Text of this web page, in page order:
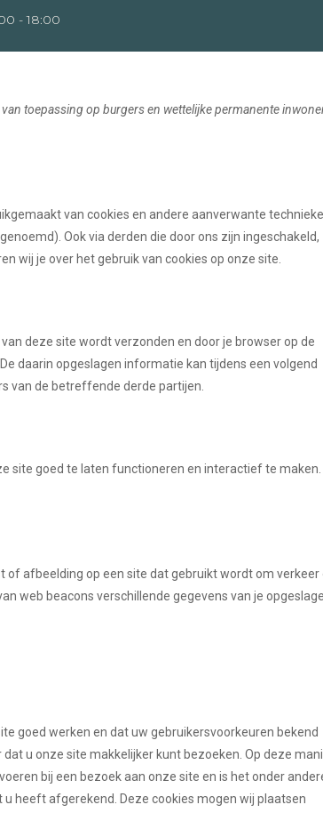
- 18:00
toepassing op burgers en wettelijke permanente
van cookies en andere aanverwante
Ook via derden die door ons zijn ingeschakeld,
wij je over het gebruik van cookies op onze site.
deze site wordt verzonden en door je browser op de
daarin opgeslagen informatie kan tijdens een volgend
van de betreffende derde partijen.
site goed te laten functioneren en interactief te maken.
of afbeelding op een site dat gebruikt wordt om verkeer
web beacons verschillende gegevens van je
goed werken en dat uw gebruikersvoorkeuren bekend
u onze site makkelijker kunt bezoeken. Op deze
bij een bezoek aan onze site en is het onder
heeft afgerekend. Deze cookies mogen wij plaatsen